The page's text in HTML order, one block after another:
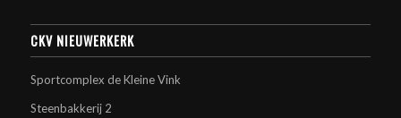
CKV NIEUWERKERK
Sportcomplex de Kleine Vink
Steenbakkerij 2